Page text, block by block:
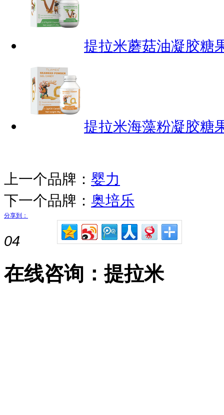
提拉米蘑菇油凝胶糖
提拉米海藻粉凝胶糖
上一个品牌： 婴力
下一个品牌： 奥培乐
分享到：
04
在线咨询：提拉米